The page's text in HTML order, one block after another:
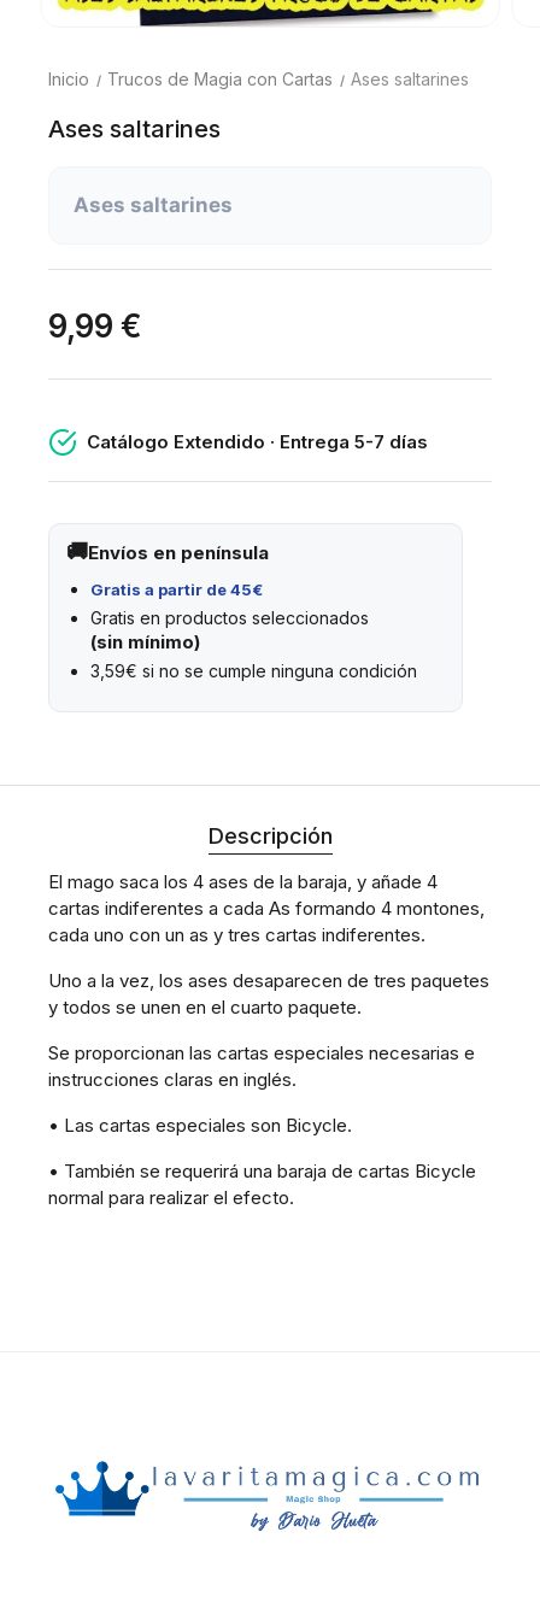
Inicio Trucos de Magia con Cartas Ases saltarines
Ases saltarines
Ases saltarines
9,99 €
Catálogo Extendido · Entrega 5-7 días
Envíos en península
Gratis a partir de 45€
Gratis en productos seleccionados
(sin mínimo)
3,59€ si no se cumple ninguna condición
Descripción
El mago saca los 4 ases de la baraja, y añade 4
cartas indiferentes a cada As formando 4 montones,
cada uno con un as y tres cartas indiferentes.
Uno a la vez, los ases desaparecen de tres paquetes
y todos se unen en el cuarto paquete.
Se proporcionan las cartas especiales necesarias e
instrucciones claras en inglés.
• Las cartas especiales son Bicycle.
• También se requerirá una baraja de cartas Bicycle
normal para realizar el efecto.